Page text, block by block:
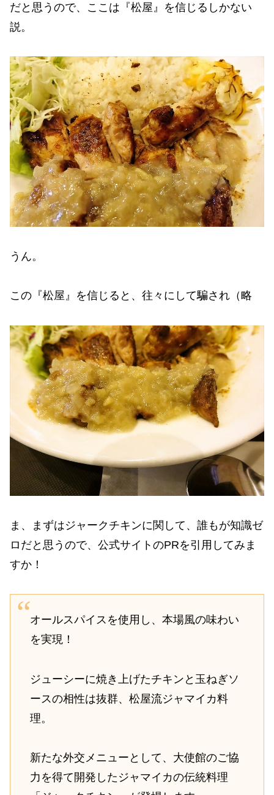
だと思うので、ここは『松屋』を信じるしかない
説。
うん。
この『松屋』を信じると、往々にして騙され（略
ま、まずはジャークチキンに関して、誰もが知識ゼ
ロだと思うので、公式サイトのPRを引用してみま
すか！
オールスパイスを使用し、本場風の味わい
を実現！
ジューシーに焼き上げたチキンと玉ねぎソ
ースの相性は抜群、松屋流ジャマイカ料
理。
新たな外交メニューとして、大使館のご協
力を得て開発したジャマイカの伝統料理